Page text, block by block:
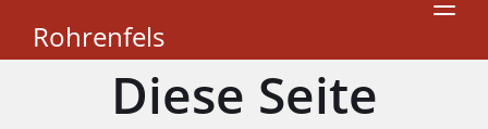
Rohrenfels
Diese Seite